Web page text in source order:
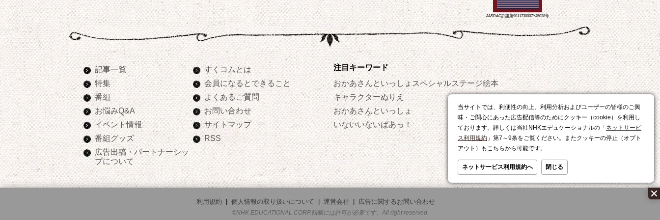
当サイトでは、利便性の向上、利用分析およびユーザーの皆様のご興
味・ご関心にあった広告配信等のためにクッキー（cookie）を利用し
ております。詳しくは当社NHKエデュケーショナルの「 ネットサービ
ス利用規約 」第7～9条をご覧ください。またクッキーの停止（オプト
アウト）もこちらから可能です。
ネットサービス利用規約へ 閉じる
JASRAC許諾第9011730007Y45038号
記事一覧
特集
番組
お悩みQ&A
イベント情報
番組グッズ
広告出稿・パートナーシッ
プについて
すくコムとは
会員になるとできること
よくあるご質問
お問い合わせ
サイトマップ
RSS
注目キーワード
おかあさんといっしょスペシャルステージ
キャラクターぬりえ
おかあさんといっしょ
いないいないばあっ！
絵本
おやつ
レシピ
利用規約 個人情報の取り扱いについて 運営会社
広告に関するお問い合わせ
©NHK EDUCATIONAL CORP.転載には許可が必要です。All right reserved.